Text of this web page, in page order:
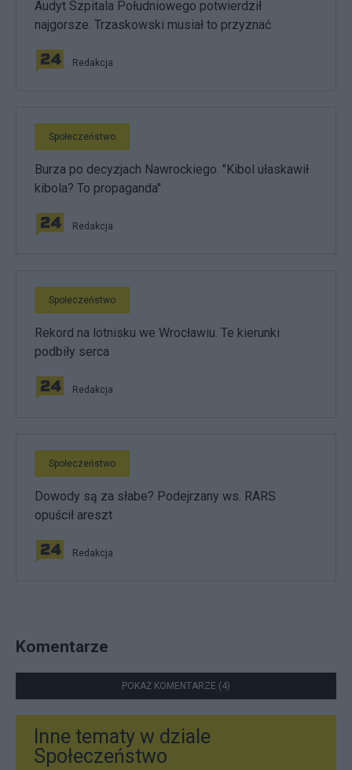
Audyt Szpitala Południowego potwierdził
najgorsze. Trzaskowski musiał to przyznać
Redakcja
Społeczeństwo
Burza po decyzjach Nawrockiego. "Kibol ułaskawił
kibola? To propaganda"
Redakcja
Społeczeństwo
Rekord na lotnisku we Wrocławiu. Te kierunki
podbiły serca
Redakcja
Społeczeństwo
Dowody są za słabe? Podejrzany ws. RARS
opuścił areszt
Redakcja
Komentarze
POKAŻ KOMENTARZE (4)
Inne tematy w dziale
Społeczeństwo